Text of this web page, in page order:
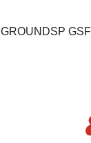
GROUNDSP